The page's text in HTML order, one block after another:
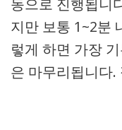
동으로 진행됩니
지만 보통 1~2분
렇게 하면 가장
은 마무리됩니다.